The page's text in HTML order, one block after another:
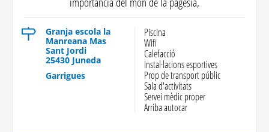
Granja escola la
Manreana Mas
Sant Jordi
25430 Juneda
Garrigues
Piscina
Wifi
Calefacció
Instal·lacions esportives
Prop de transport públic
Sala d'activitats
Servei mèdic proper
Arriba autocar